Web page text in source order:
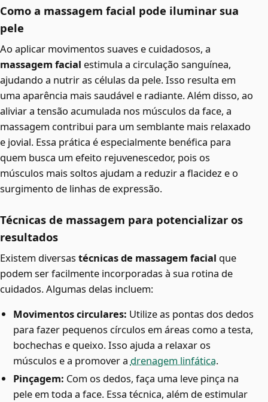
Como a massagem facial pode iluminar sua
pele
Ao aplicar movimentos suaves e cuidadosos, a
massagem facial estimula a circulação sanguínea,
ajudando a nutrir as células da pele. Isso resulta em
uma aparência mais saudável e radiante. Além disso, ao
aliviar a tensão acumulada nos músculos da face, a
massagem contribui para um semblante mais relaxado
e jovial. Essa prática é especialmente benéfica para
quem busca um efeito rejuvenescedor, pois os
músculos mais soltos ajudam a reduzir a flacidez e o
surgimento de linhas de expressão.
Técnicas de massagem para potencializar os
resultados
Existem diversas técnicas de massagem facial que
podem ser facilmente incorporadas à sua rotina de
cuidados. Algumas delas incluem:
Movimentos circulares: Utilize as pontas dos dedos
para fazer pequenos círculos em áreas como a testa,
bochechas e queixo. Isso ajuda a relaxar os
músculos e a promover a drenagem linfática.
Pinçagem: Com os dedos, faça uma leve pinça na
pele em toda a face. Essa técnica, além de estimular